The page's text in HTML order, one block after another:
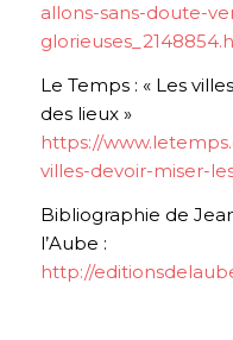
allons-sans-doute-
Le Temps : « Les
des lieux »
https://
villes-devoir-miser-
Bibliographie de
l’Aube :
http://